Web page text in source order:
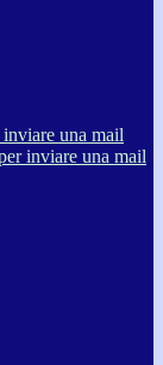
una mail
inviare una mail